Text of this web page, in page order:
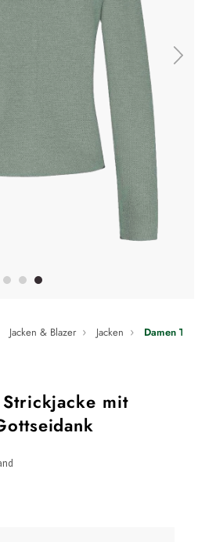
Jacken & Blazer Jacken Damen
Strickjacke mit